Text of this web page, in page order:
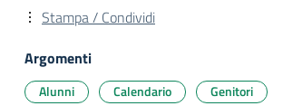
Stampa / Condividi
Argomenti
Alunni Calendario
Genitori